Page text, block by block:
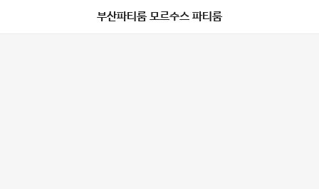
부산파티룸 모르수스 파티룸